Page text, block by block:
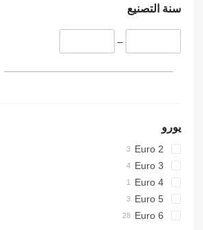
سنة التصنيع
–
يورو
Euro 2
Euro 3
Euro 4
Euro 5
Euro 6